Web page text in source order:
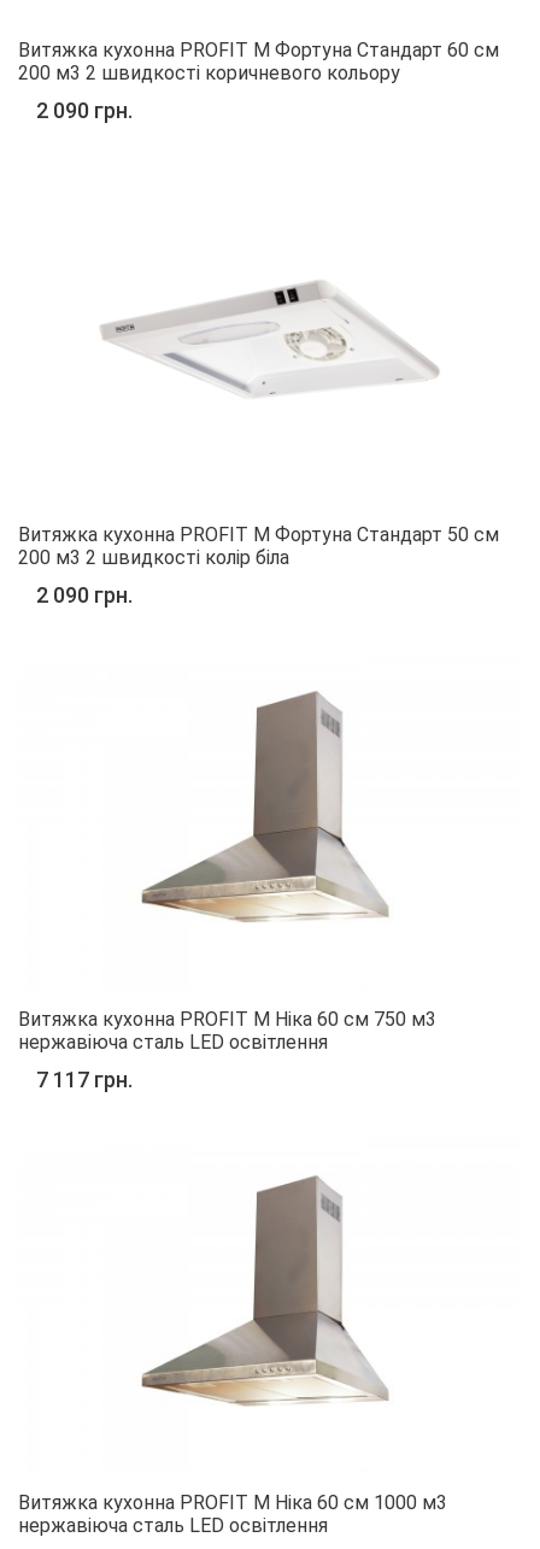
Витяжка кухонна PROFIT M Фортуна Стандарт 60 см
200 м3 2 швидкості коричневого кольору
2 090 грн.
Витяжка кухонна PROFIT M Фортуна Стандарт 50 см
200 м3 2 швидкості колір біла
2 090 грн.
Витяжка кухонна PROFIT M Ніка 60 см 750 м3
нержавіюча сталь LED освітлення
7 117 грн.
Витяжка кухонна PROFIT M Ніка 60 см 1000 м3
нержавіюча сталь LED освітлення